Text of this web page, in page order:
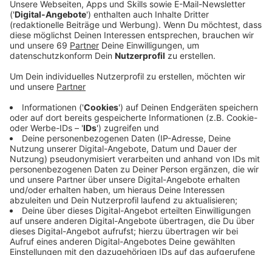
sowie L (Hiltrup Mitte) und K (Hiltrup Ost), aus.Die
awm fahren diese Touren nach. Bürger:innen in
diesen Bezirken sollen die Tonnen deshalb an der
Straße stehen lassen. Ausfallen wird auch die
Straßenreinigung. Alle Recyclinghöfe und das
Entsorgungszentrum bleiben geschlossen.
Anzeige
Wegen des Streiks sind am Dienstag allein in den
Innenstadtbezirken rund 10.000 Abfallbehälter stehen
geblieben. "Wir bemühen uns, die Touren bis zum Ende
der Woche nach zu fahren. Allerdings ist das nur im
Rahmen der festgelegten Arbeitszeiten, das heißt
parallel zu den regulären Touren, erlaubt. Überstunden
dürfen in Folge von Ausfällen aufgrund eines Streiks
nicht angeordnet werden", sagt awm-Sprecherin